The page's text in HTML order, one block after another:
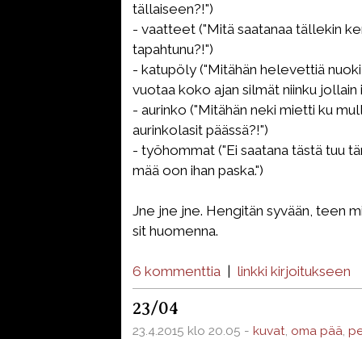
tällaiseen?!")
- vaatteet ("Mitä saatanaa tällekin
tapahtunu?!")
- katupöly ("Mitähän helevettiä
vuotaa koko ajan silmät niinku
- aurinko ("Mitähän neki mietti ku
aurinkolasit päässä?!")
- työhommat ("Ei saatana tästä tuu
mää oon ihan paska.")
Jne jne jne. Hengitän syvään, teen
sit huomenna.
6 kommenttia linkki kirjoitukseen
23/04
23.4.2015 klo 20.05 - kuvat, oma pää,